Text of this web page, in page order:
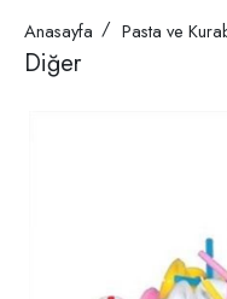
Anasayfa Pasta ve
Diğer